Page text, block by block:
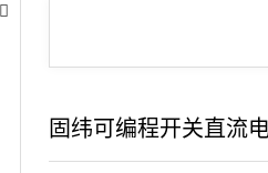
固纬可编程开关直流